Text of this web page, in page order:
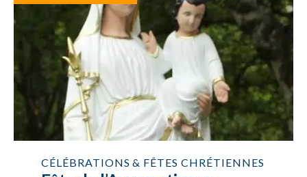
CÉLÉBRATIONS & FÊTES CHRÉTIENNES